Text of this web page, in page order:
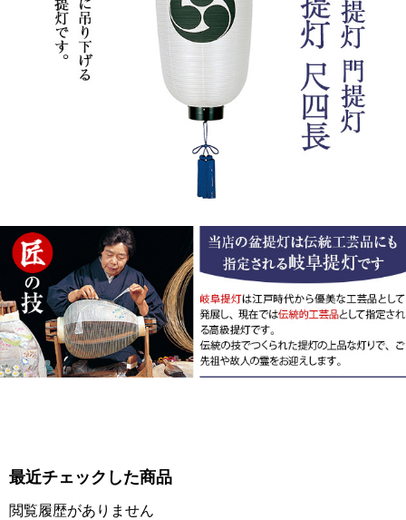
最近チェックした商品
閲覧履歴がありません